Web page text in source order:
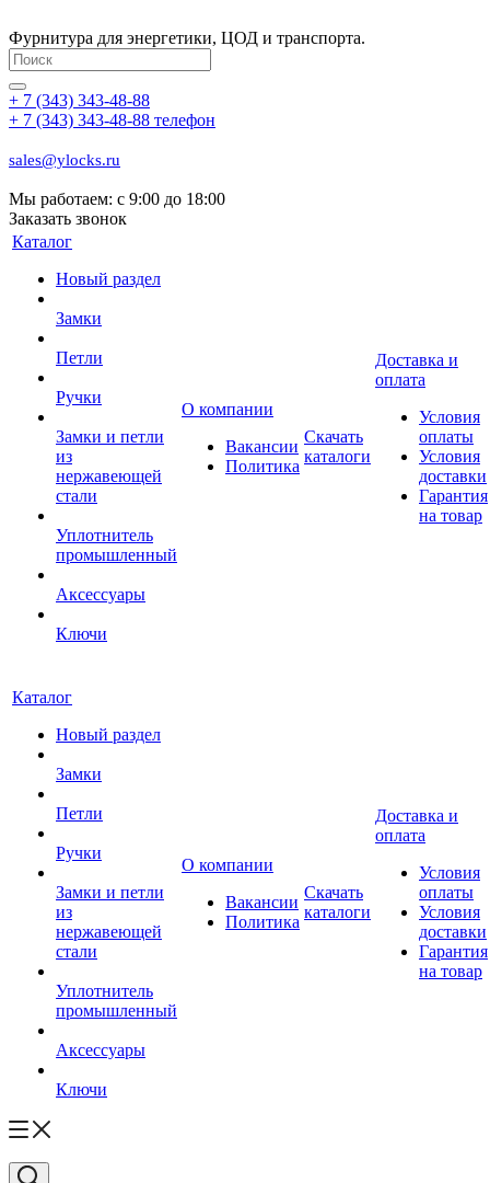
Фурнитура для энергетики, ЦОД и транспорта.
+ 7 (343) 343-48-88
+ 7 (343) 343-48-88 телефон
sales@ylocks.ru
Мы работаем: с 9:00 до 18:00
Заказать звонок
Каталог
Новый раздел
Замки
Петли
Ручки
Замки и петли
из
нержавеющей
стали
Уплотнитель
промышленный
Аксессуары
Ключи
О компании
Вакансии
Политика
Скачать
каталоги
Доставка и
оплата
Условия
оплаты
Условия
доставки
Гарантия
на товар
Каталог
Новый раздел
Замки
Петли
Ручки
Замки и петли
из
нержавеющей
стали
Уплотнитель
промышленный
Аксессуары
Ключи
О компании
Вакансии
Политика
Скачать
каталоги
Доставка и
оплата
Условия
оплаты
Условия
доставки
Гарантия
на товар